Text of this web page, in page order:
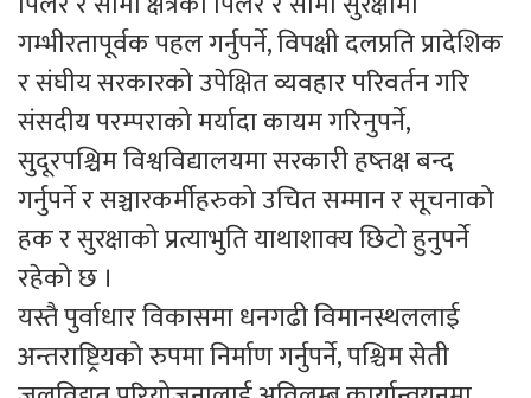
गम्भीरतापूर्वक पहल गर्नुपर्ने, विपक्षी दलप्रति प्रादेशिक
र संघीय सरकारको उपेक्षित व्यवहार परिवर्तन गरि
संसदीय परम्पराको मर्यादा कायम गरिनुपर्ने,
सुदूरपश्चिम विश्वविद्यालयमा सरकारी हष्तक्ष बन्द
गर्नुपर्ने र सञ्चारकर्मीहरुको उचित सम्मान र सूचनाको
हक र सुरक्षाको प्रत्याभुति याथाशाक्य छिटो हुनुपर्ने
रहेको छ ।
यस्तै पुर्वाधार विकासमा धनगढी विमानस्थललाई
अन्तराष्ट्रियको रुपमा निर्माण गर्नुपर्ने, पश्चिम सेती